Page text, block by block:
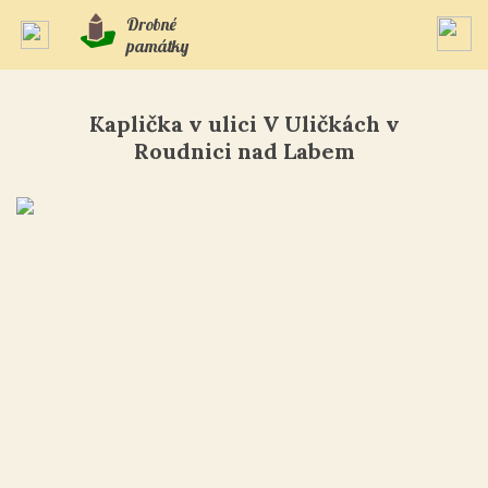
Drobné
památky
Kaplička v ulici V Uličkách v
Roudnici nad Labem